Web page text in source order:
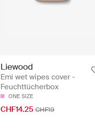
Liewood
Emi wet wipes cover -
Feuchttücherbox
ONE SIZE
CHF14.25 CHF19